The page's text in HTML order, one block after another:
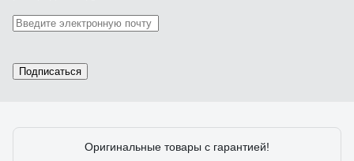
Подписаться
Оригинальные товары с гарантией!